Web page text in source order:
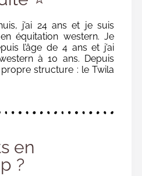
j’ai 24 ans et je suis
équitation western. Je
l’âge de 4 ans et j’ai
à 10 ans. Depuis
structure : le Twila
en
?